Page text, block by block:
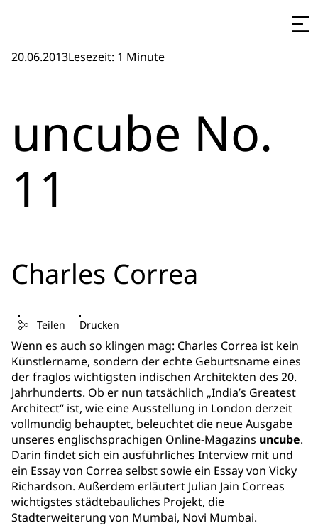
20.06.2013Lesezeit: 1 Minute
uncube No.
11
Charles Correa
Teilen Drucken
Wenn es auch so klingen mag: Charles Correa ist kein
Künstlername, sondern der echte Geburtsname eines
der fraglos wichtigsten indischen Architekten des 20.
Jahrhunderts. Ob er nun tatsächlich „India’s Greatest
Architect“ ist, wie eine Ausstellung in London derzeit
vollmundig behauptet, beleuchtet die neue Ausgabe
unseres englischsprachigen Online-Magazins uncube.
Darin findet sich ein ausführliches Interview mit und
ein Essay von Correa selbst sowie ein Essay von Vicky
Richardson. Außerdem erläutert Julian Jain Correas
wichtigstes städtebauliches Projekt, die
Stadterweiterung von Mumbai, Novi Mumbai.